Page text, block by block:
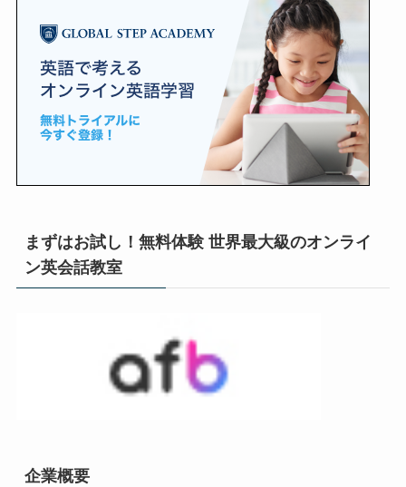
まずはお試し！無料体験 世界最大級のオンライ
ン英会話教室
企業概要